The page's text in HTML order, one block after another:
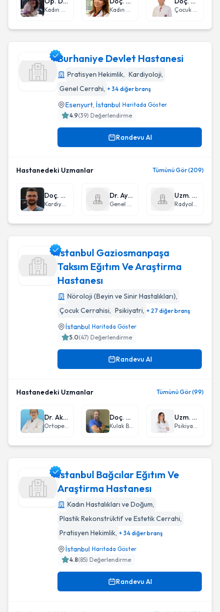
Kadın Hastalıkları ve Doğum Kadın Hastalıkları ve Doğum Çocuk Kardiyolojisi
Burhaniye Devlet Hastanesi
Pratisyen Hekimlik, Kardiyoloji,
Genel Cerrahi, + 34 diğer branş
Esenyurt, İstanbul Haritada Göster
4.9(39) Değerlendirme
Randevu Al
Hastanedeki Uzmanlar Tümünü Gör (209)
Doç. Dr. Ersin Yıldırım
Kardiyoloji
Dr. Ayşe Nur Gönen
Genel Cerrahi
Uzm. Dr. Feyza Kabar
Radyoloji
İstanbul Gaziosmanpaşa
Taksım Eğıtım Ve Araştirma
Hastanesı
Nöroloji (Beyin ve Sinir Hastalıkları),
Çocuk Cerrahisi, Psikiyatri, + 27 diğer branş
İstanbul Haritada Göster
5.0(47) Değerlendirme
Randevu Al
Hastanedeki Uzmanlar Tümünü Gör (99)
Dr. Akif Kurtan
Ortopedi ve Travmatoloji
Doç. Dr. Ceki Paltura
Kulak Burun Boğaz hastalıkları - KBB
Uzm. Dr. Sibel Bolluk
Psikiyatri
İstanbul Bağcılar Eğıtım Ve
Araştirma Hastanesı
Kadın Hastalıkları ve Doğum,
Plastik Rekonstrüktif ve Estetik Cerrahi,
Pratisyen Hekimlik, + 34 diğer branş
İstanbul Haritada Göster
4.8(85) Değerlendirme
Randevu Al